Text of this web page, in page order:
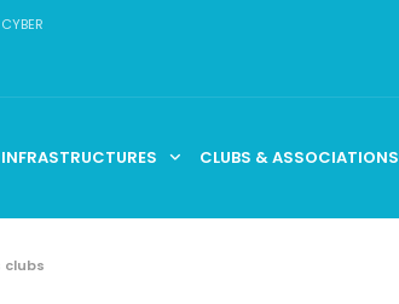
INFRASTRUCTURES CLUBS & ASSOCIATIONS
clubs